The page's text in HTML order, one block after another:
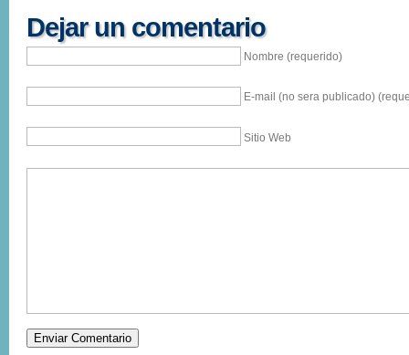
Dejar un comentario
Nombre (requerido)
E-mail (no sera publicado)
Sitio Web